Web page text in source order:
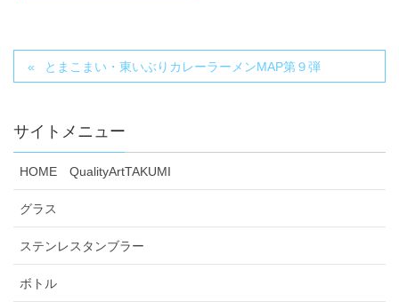
とまこまい・東いぶりカレーラーメンMAP第９弾
サイトメニュー
HOME QualityArtTAKUMI
グラス
ステンレスタンブラー
ボトル